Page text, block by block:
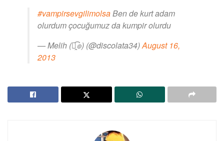
#vampirsevgilimolsaBen de kurt adam
olurdum çocuğumuz da kumpir olurdu
— Melih (๏̯͡๏) (@discolata34)August 16,
2013